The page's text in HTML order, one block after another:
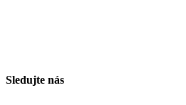
Sledujte nás